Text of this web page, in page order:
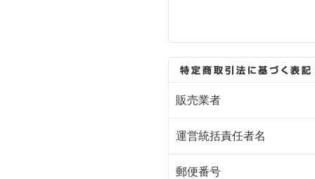
販売業者
運営統括責任者名
郵便番号